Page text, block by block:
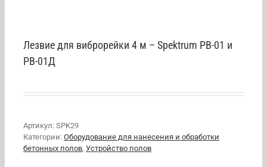
Лезвие для виброрейки 4 м – Spektrum РВ-01 и
РВ-01Д
Артикул: SPK29
Категории: Оборудование для нанесения и обработки
бетонных полов, Устройство полов